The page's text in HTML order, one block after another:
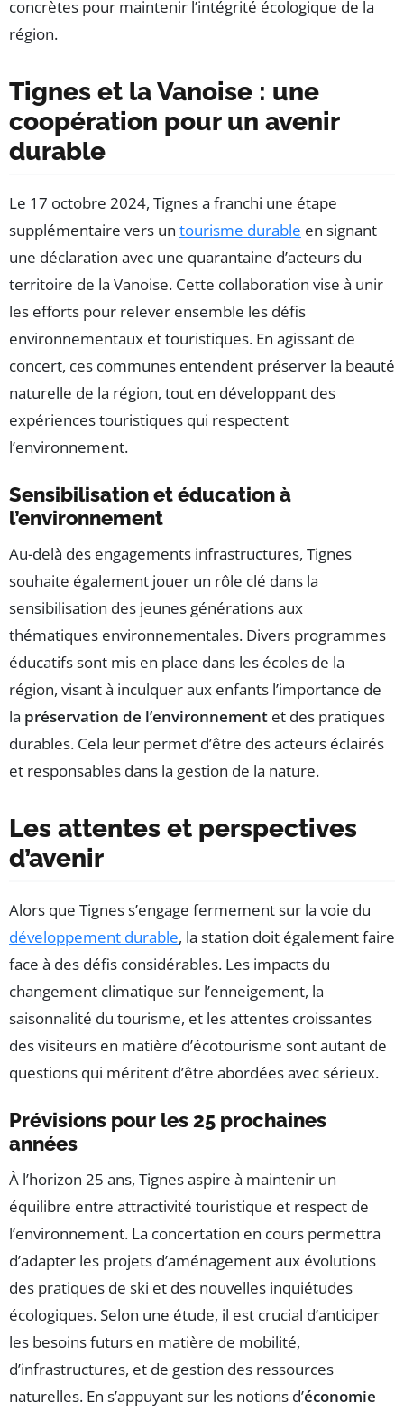
concrètes pour maintenir l’intégrité écologique de la
région.
Tignes et la Vanoise : une
coopération pour un avenir
durable
Le 17 octobre 2024, Tignes a franchi une étape
supplémentaire vers un tourisme durable en signant
une déclaration avec une quarantaine d’acteurs du
territoire de la Vanoise. Cette collaboration vise à unir
les efforts pour relever ensemble les défis
environnementaux et touristiques. En agissant de
concert, ces communes entendent préserver la beauté
naturelle de la région, tout en développant des
expériences touristiques qui respectent
l’environnement.
Sensibilisation et éducation à
l’environnement
Au-delà des engagements infrastructures, Tignes
souhaite également jouer un rôle clé dans la
sensibilisation des jeunes générations aux
thématiques environnementales. Divers programmes
éducatifs sont mis en place dans les écoles de la
région, visant à inculquer aux enfants l’importance de
la préservation de l’environnement et des pratiques
durables. Cela leur permet d’être des acteurs éclairés
et responsables dans la gestion de la nature.
Les attentes et perspectives
d’avenir
Alors que Tignes s’engage fermement sur la voie du
développement durable, la station doit également faire
face à des défis considérables. Les impacts du
changement climatique sur l’enneigement, la
saisonnalité du tourisme, et les attentes croissantes
des visiteurs en matière d’écotourisme sont autant de
questions qui méritent d’être abordées avec sérieux.
Prévisions pour les 25 prochaines
années
À l’horizon 25 ans, Tignes aspire à maintenir un
équilibre entre attractivité touristique et respect de
l’environnement. La concertation en cours permettra
d’adapter les projets d’aménagement aux évolutions
des pratiques de ski et des nouvelles inquiétudes
écologiques. Selon une étude, il est crucial d’anticiper
les besoins futurs en matière de mobilité,
d’infrastructures, et de gestion des ressources
naturelles. En s’appuyant sur les notions d’économie